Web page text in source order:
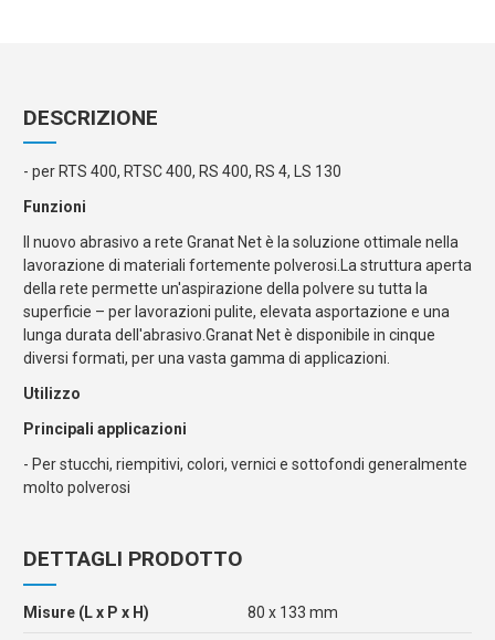
DESCRIZIONE
- per RTS 400, RTSC 400, RS 400, RS 4, LS 130
Funzioni
Il nuovo abrasivo a rete Granat Net è la soluzione ottimale nella
lavorazione di materiali fortemente polverosi.La struttura aperta
della rete permette un'aspirazione della polvere su tutta la
superficie – per lavorazioni pulite, elevata asportazione e una
lunga durata dell'abrasivo.Granat Net è disponibile in cinque
diversi formati, per una vasta gamma di applicazioni.
Utilizzo
Principali applicazioni
- Per stucchi, riempitivi, colori, vernici e sottofondi generalmente
molto polverosi
DETTAGLI PRODOTTO
Misure (L x P x H) 80 x 133 mm